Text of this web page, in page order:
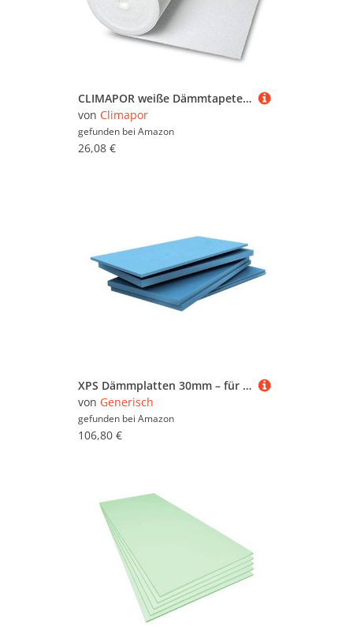
CLIMAPOR weiße Dämmtapete unkaschiert, 7,5 x 0,5 m x 4 mm, 2 Rollen (= 7,5 qm), EPS - Innenraum-Dämmung - Isoliertapete
von Climapor
gefunden bei Amazon
26,08 €
XPS Dämmplatten 30mm – für 10,5 m² Fläche | Wasserfeste & druckfeste Perimeterdämmung aus Extruderschaum | Ideal für Fußboden- & Heizkörperdämmung | Frostsicher – für innen & außen
von Generisch
gefunden bei Amazon
106,80 €